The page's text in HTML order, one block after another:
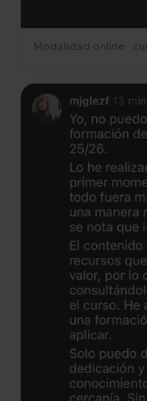
Modalidad online ·